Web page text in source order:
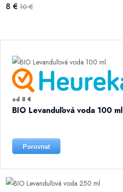
8 € 10 €
od 8 €
BIO Levanduľová voda 100 ml
Porovnat